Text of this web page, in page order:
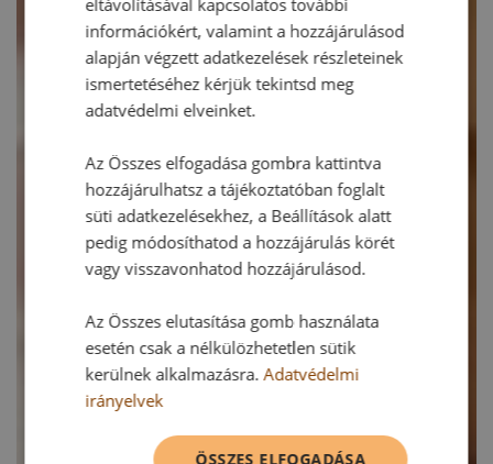
eltávolításával kapcsolatos további
információkért, valamint a hozzájárulásod
alapján végzett adatkezelések részleteinek
ismertetéséhez kérjük tekintsd meg
adatvédelmi elveinket.
Az Összes elfogadása gombra kattintva
hozzájárulhatsz a tájékoztatóban foglalt
süti adatkezelésekhez, a Beállítások alatt
pedig módosíthatod a hozzájárulás körét
vagy visszavonhatod hozzájárulásod.
Az Összes elutasítása gomb használata
esetén csak a nélkülözhetetlen sütik
kerülnek alkalmazásra.Adatvédelmi
irányelvek
ÖSSZES ELFOGADÁSA